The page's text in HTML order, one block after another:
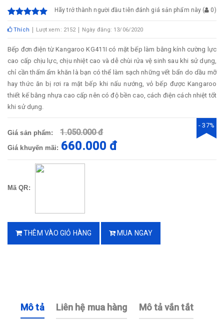
Hãy trở thành người đầu tiên đánh giá sản phẩm này ( 0)
Thích Lượt xem: 2152 Ngày đăng: 13/06/2020
Bếp đơn điện từ Kangaroo KG411I có mặt bếp làm bằng kính cường lực
cao cấp chịu lực, chịu nhiệt cao và dễ chùi rửa vệ sinh sau khi sử dụng,
chỉ cần thấm ẩm khăn là bạn có thể làm sạch những vết bẩn do dầu mỡ
hay thức ăn bị rơi ra mặt bếp khi nấu nướng, vỏ bếp được Kangaroo
thiết kế bằng nhựa cao cấp nên có độ bền cao, cách điện cách nhiệt tốt
khi sử dụng.
Giá sản phẩm: 1.050.000 đ
Giá khuyến mãi: 660.000 đ
- 37%
Mã QR:
THÊM VÀO GIỎ HÀNG MUA NGAY
Mô tả Liên hệ mua hàng Mô tả vắn tắt